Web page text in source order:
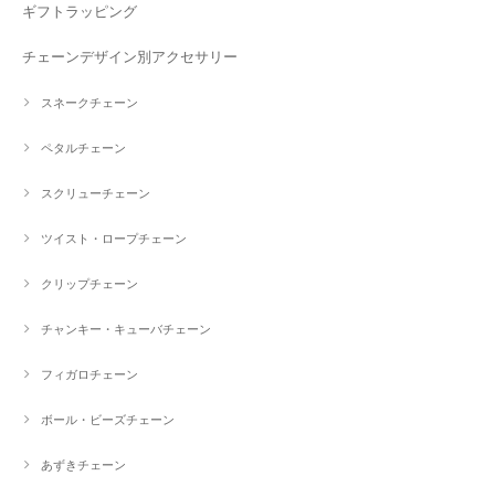
ギフトラッピング
チェーンデザイン別アクセサリー
スネークチェーン
ペタルチェーン
スクリューチェーン
ツイスト・ロープチェーン
クリップチェーン
チャンキー・キューバチェーン
フィガロチェーン
ボール・ビーズチェーン
あずきチェーン